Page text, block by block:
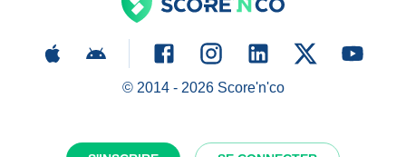
© 2014 - 2026Score'n'co